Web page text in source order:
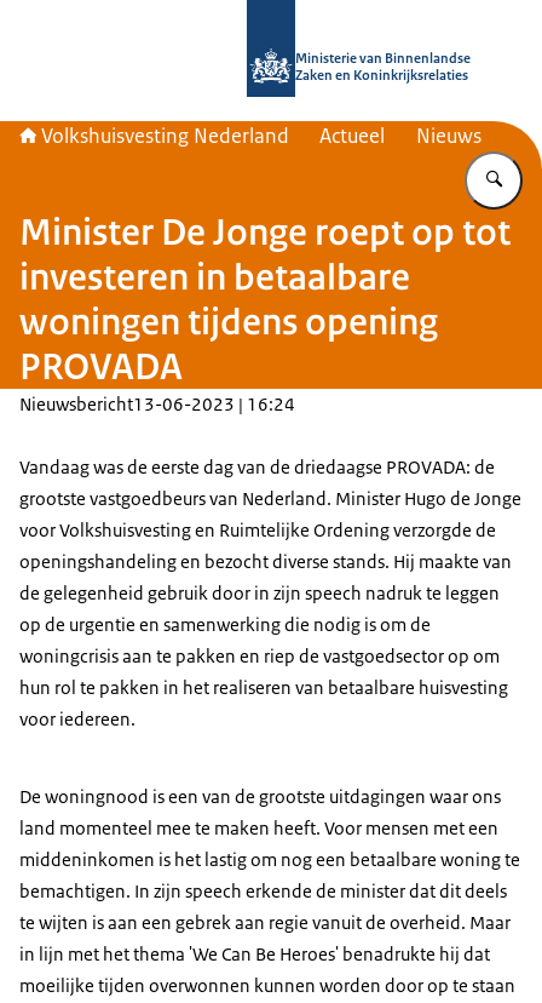
Ministerie van Binnenlandse
Zaken en Koninkrijksrelaties
Volkshuisvesting Nederland Actueel Nieuws
Minister De Jonge roept op tot
investeren in betaalbare
woningen tijdens opening
PROVADA
Nieuwsbericht13-06-2023 | 16:24
Vandaag was de eerste dag van de driedaagse PROVADA: de
grootste vastgoedbeurs van Nederland. Minister Hugo de Jonge
voor Volkshuisvesting en Ruimtelijke Ordening verzorgde de
openingshandeling en bezocht diverse stands. Hij maakte van
de gelegenheid gebruik door in zijn speech nadruk te leggen
op de urgentie en samenwerking die nodig is om de
woningcrisis aan te pakken en riep de vastgoedsector op om
hun rol te pakken in het realiseren van betaalbare huisvesting
voor iedereen.
De woningnood is een van de grootste uitdagingen waar ons
land momenteel mee te maken heeft. Voor mensen met een
middeninkomen is het lastig om nog een betaalbare woning te
bemachtigen. In zijn speech erkende de minister dat dit deels
te wijten is aan een gebrek aan regie vanuit de overheid. Maar
in lijn met het thema 'We Can Be Heroes' benadrukte hij dat
moeilijke tijden overwonnen kunnen worden door op te staan